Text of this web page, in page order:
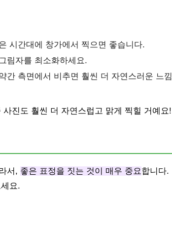
시간대에 창가에서 찍으면 좋습니다.
림자를 최소화하세요.
간 측면에서 비추면 훨씬 더 자연스러운 느낌
진도 훨씬 더 자연스럽고 맑게 찍힐 거예요!
서, 좋은 표정을 짓는 것이 매우 중요합니다.
요.